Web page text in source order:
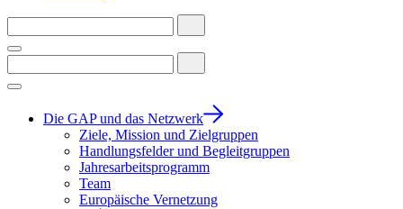
Die GAP und das Netzwerk
Ziele, Mission und Zielgruppen
Handlungsfelder und Begleitgruppen
Jahresarbeitsprogramm
Team
Europäische Vernetzung